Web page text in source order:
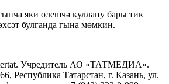
яки өлешчә куллану бары тик
булганда гына мөмкин.
Учредитель АО «ТАТМЕДИА».
Республика Татарстан, г. Казань, ул.